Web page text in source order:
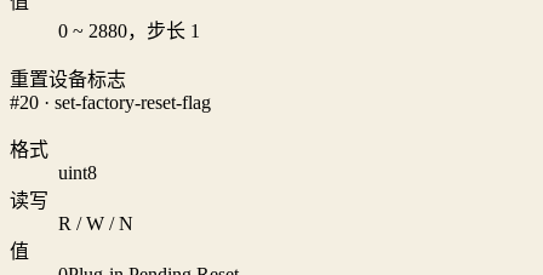
0 ~ 2880，步长 1
重置设备标志
#20 · set-factory-reset-flag
格式
uint8
读写
R / W / N
值